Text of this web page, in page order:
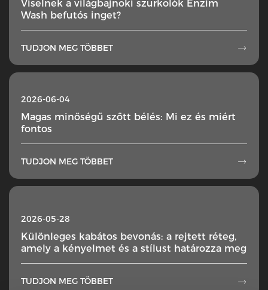
Viselnek a világbajnoki szurkolók Enzim
Wash befutós inget?
TUDJON MEG TÖBBET 
2026-06-04
Magas minőségű szőtt bélés: Mi ez és miért
fontos
TUDJON MEG TÖBBET 
2026-05-28
Különleges kabátos bevonás: a rejtett réteg,
amely a kényelmet és a stílust határozza meg
TUDJON MEG TÖBBET 